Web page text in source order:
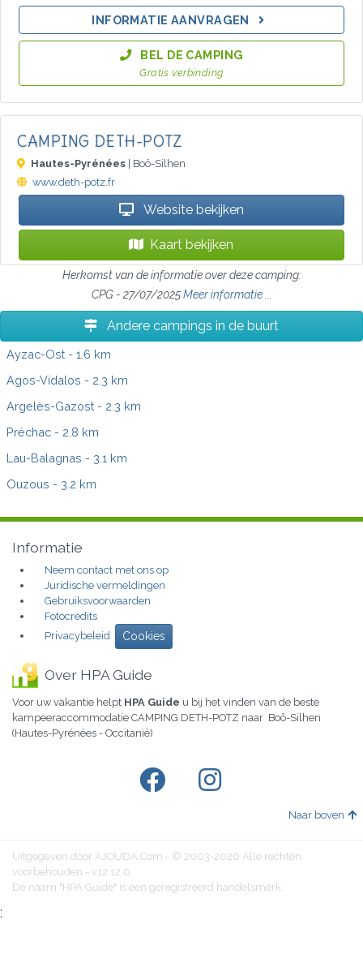
INFORMATIE AANVRAGEN
BEL DE CAMPING
Gratis verbinding
CAMPING DETH-POTZ
Hautes-Pyrénées | Boô-Silhen
www.deth-potz.fr
Website bekijken
Kaart bekijken
Herkomst van de informatie over deze camping:
CPG - 27/07/2025Meer informatie ...
Andere campings in de buurt
Ayzac-Ost - 1.6 km
Agos-Vidalos - 2.3 km
Argelès-Gazost - 2.3 km
Préchac - 2.8 km
Lau-Balagnas - 3.1 km
Ouzous - 3.2 km
Informatie
Neem contact met ons op
Juridische vermeldingen
Gebruiksvoorwaarden
Fotocredits
Privacybeleid
Cookies
Over HPA Guide
Voor uw vakantie helpt HPA Guide u bij het vinden van de beste
kampeeraccommodatie CAMPING DETH-POTZ naar Boô-Silhen
(Hautes-Pyrénées - Occitanië)
Naar boven
Uitgegeven door AJOUDA.Com - © 2003-2026 Alle rechten
voorbehouden - v12.12.0
De naam "HPA Guide" is een geregistreerd handelsmerk.
;